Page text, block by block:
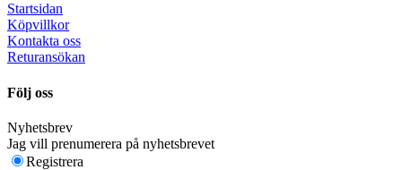
Startsidan
Köpvillkor
Kontakta oss
Returansökan
Följ oss
Nyhetsbrev
Jag vill prenumerera på nyhetsbrevet
Registrera